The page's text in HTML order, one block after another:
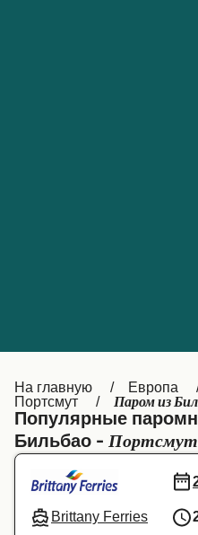
Italia
Canada
Ελλάδα
Polska
Schweiz (DE)
На главную Европа
Портсмут
Паром из
Популярные
Бильбао - Портсмут
Brittany Ferries